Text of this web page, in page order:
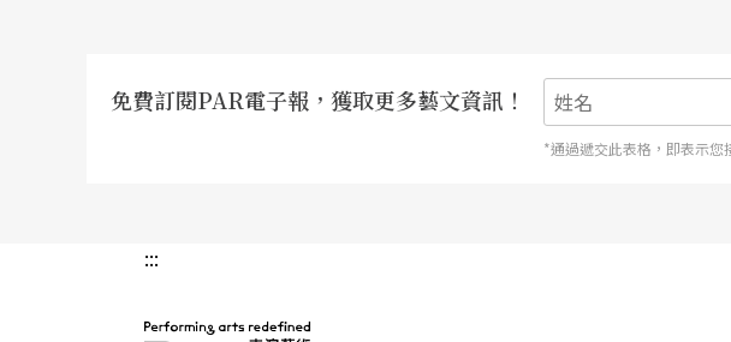
免費訂閱PAR電子報，獲取更多藝文資訊！
*通過遞交此表格，即表示您
:::